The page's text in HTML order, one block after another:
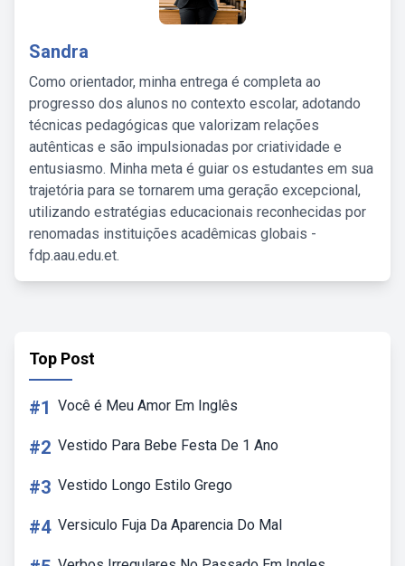
Sandra
Como orientador, minha entrega é completa ao
progresso dos alunos no contexto escolar, adotando
técnicas pedagógicas que valorizam relações
autênticas e são impulsionadas por criatividade e
entusiasmo. Minha meta é guiar os estudantes em sua
trajetória para se tornarem uma geração excepcional,
utilizando estratégias educacionais reconhecidas por
renomadas instituições acadêmicas globais -
fdp.aau.edu.et.
Top Post
#1 Você é Meu Amor Em Inglês
#2 Vestido Para Bebe Festa De 1 Ano
#3 Vestido Longo Estilo Grego
#4 Versiculo Fuja Da Aparencia Do Mal